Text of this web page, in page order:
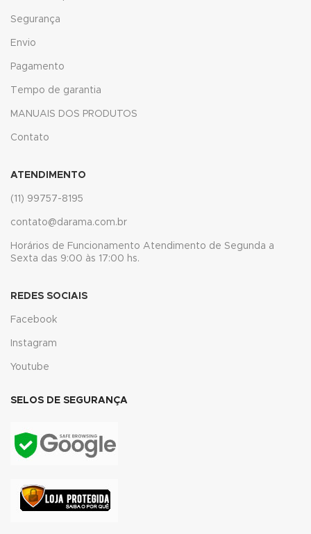
panel
panel
panel
Segurança
Envio
Pagamento
Tempo de garantia
MANUAIS DOS PRODUTOS
Contato
ATENDIMENTO
(11) 99757-8195
contato@darama.com.br
Horários de Funcionamento Atendimento de Segunda a
Sexta das 9:00 às 17:00 hs.
REDES SOCIAIS
Facebook
Instagram
Youtube
SELOS DE SEGURANÇA